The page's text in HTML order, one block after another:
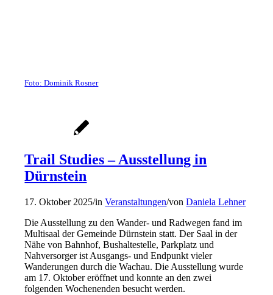
Foto: Dominik Rosner
Trail Studies – Ausstellung in
Dürnstein
17. Oktober 2025/inVeranstaltungen/vonDaniela Lehner
Die Ausstellung zu den Wander- und Radwegen fand im
Multisaal der Gemeinde Dürnstein statt. Der Saal in der
Nähe von Bahnhof, Bushaltestelle, Parkplatz und
Nahversorger ist Ausgangs- und Endpunkt vieler
Wanderungen durch die Wachau. Die Ausstellung wurde
am 17. Oktober eröffnet und konnte an den zwei
folgenden Wochenenden besucht werden.